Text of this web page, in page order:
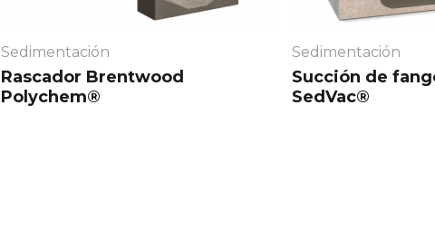
Sedimentación
Rascador Brentwood
Polychem®
Sedimentación
Succión de
SedVac®